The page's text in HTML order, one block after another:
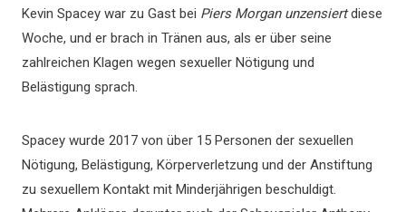
Kevin Spacey war zu Gast bei Piers Morgan unzensiertdiese
Woche, und er brach in Tränen aus, als er über seine
zahlreichen Klagen wegen sexueller Nötigung und
Belästigung sprach.
Spacey wurde 2017 von über 15 Personen der sexuellen
Nötigung, Belästigung, Körperverletzung und der Anstiftung
zu sexuellem Kontakt mit Minderjährigen beschuldigt.